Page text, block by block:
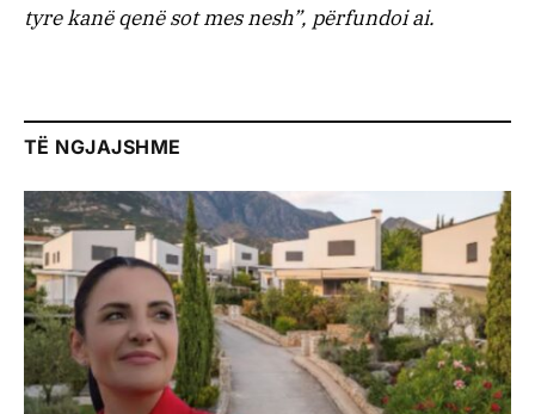
tyre kanë qenë sot mes nesh”, përfundoi ai.
TË NGJAJSHME